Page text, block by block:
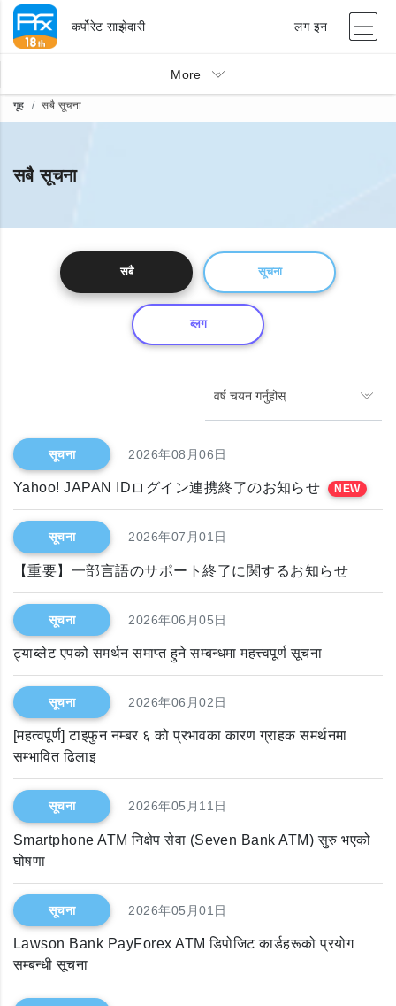
कर्पोरेट साझेदारी लग इन
More
गृह सबै सूचना
सबै सूचना
सबै सूचना
ब्लग
वर्ष चयन गर्नुहोस्
सूचना 2026年08月06日
Yahoo! JAPAN IDログイン連携終了のお知らせ NEW
सूचना 2026年07月01日
【重要】一部言語のサポート終了に関するお知らせ
सूचना 2026年06月05日
ट्याब्लेट एपको समर्थन समाप्त हुने सम्बन्धमा महत्त्वपूर्ण सूचना
सूचना 2026年06月02日
[महत्वपूर्ण] टाइफुन नम्बर ६ को प्रभावका कारण ग्राहक समर्थनमा
सम्भावित ढिलाइ
सूचना 2026年05月11日
Smartphone ATM निक्षेप सेवा (Seven Bank ATM) सुरु भएको
घोषणा
सूचना 2026年05月01日
Lawson Bank PayForex ATM डिपोजिट कार्डहरूको प्रयोग
सम्बन्धी सूचना